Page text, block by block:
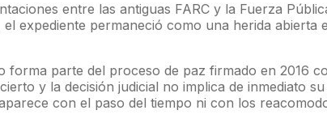
entre las antiguas FARC y la Fuerza
expediente permaneció como una herida abierta
parte del proceso de paz firmado en 2016
y la decisión judicial no implica de inmediato
con el paso del tiempo ni con los